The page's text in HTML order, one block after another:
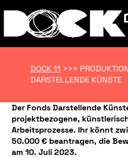
DOCK 11 >>>
DARSTELLENDE KÜNSTE
Der Fonds Darstellende
projektbezogene,
Arbeitsprozesse. Ihr könnt
50.000 € beantragen, die
am 10. Juli 2023.